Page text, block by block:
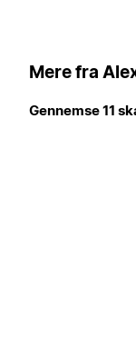
Mere fra
Gennemse 11